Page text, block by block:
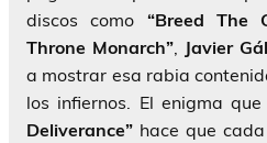
discos como “Breed The
Throne Monarch”, Javier
a mostrar esa rabia
los infiernos. El enigma
Deliverance” hace que